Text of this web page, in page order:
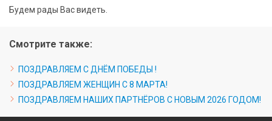
Будем рады Вас видеть.
Смотрите также:
ПОЗДРАВЛЯЕМ С ДНЁМ ПОБЕДЫ !
ПОЗДРАВЛЯЕМ ЖЕНЩИН С 8 МАРТА!
ПОЗДРАВЛЯЕМ НАШИХ ПАРТНЁРОВ С НОВЫМ 2026 ГОДОМ!